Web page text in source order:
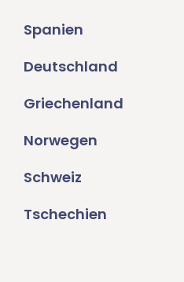
Spanien
Deutschland
Griechenland
Norwegen
Schweiz
Tschechien